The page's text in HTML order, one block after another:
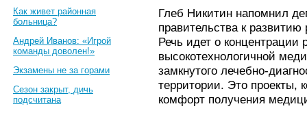
Как живет районная
больница?
Андрей Иванов: «Игрой
команды доволен!»
Экзамены не за горами
Сезон закрыт, дичь
подсчитана
Глеб Никитин напомнил
правительства к развитию
Речь идет о концентрации
высокотехнологичной
замкнутого лечебно-
территории. Это проекты,
комфорт получения